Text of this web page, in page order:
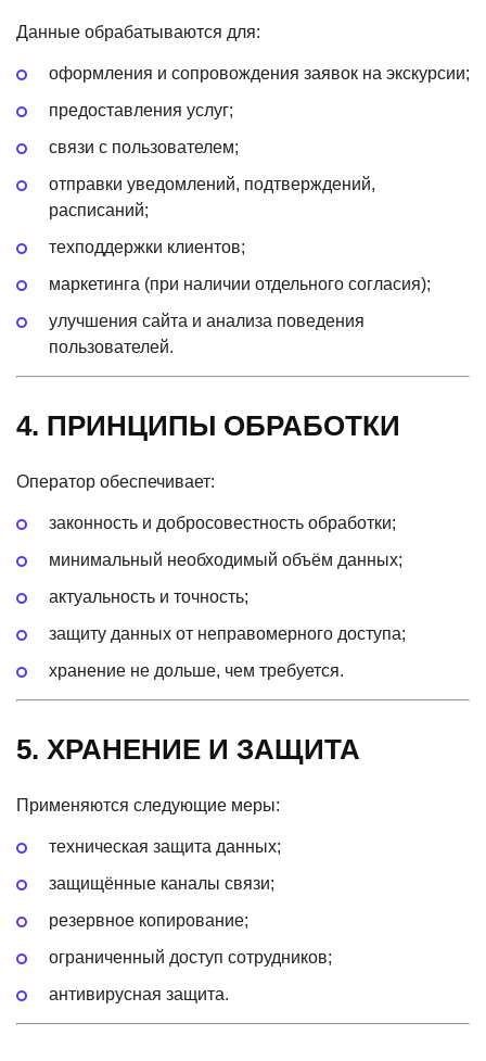
Данные обрабатываются для:
оформления и сопровождения заявок на экскурсии;
предоставления услуг;
связи с пользователем;
отправки уведомлений, подтверждений,
расписаний;
техподдержки клиентов;
маркетинга (при наличии отдельного согласия);
улучшения сайта и анализа поведения
пользователей.
4. ПРИНЦИПЫ ОБРАБОТКИ
Оператор обеспечивает:
законность и добросовестность обработки;
минимальный необходимый объём данных;
актуальность и точность;
защиту данных от неправомерного доступа;
хранение не дольше, чем требуется.
5. ХРАНЕНИЕ И ЗАЩИТА
Применяются следующие меры:
техническая защита данных;
защищённые каналы связи;
резервное копирование;
ограниченный доступ сотрудников;
антивирусная защита.